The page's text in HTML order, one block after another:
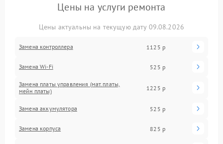
Цены на услуги ремонта
Цены актуальны на текущую дату 09.08.2026
Замена контроллера 1125 р
Замена Wi-Fi 525 р
Замена платы управления (мат.платы,
мейн платы)
1225 р
Замена аккумулятора 525 р
Замена корпуса 825 р